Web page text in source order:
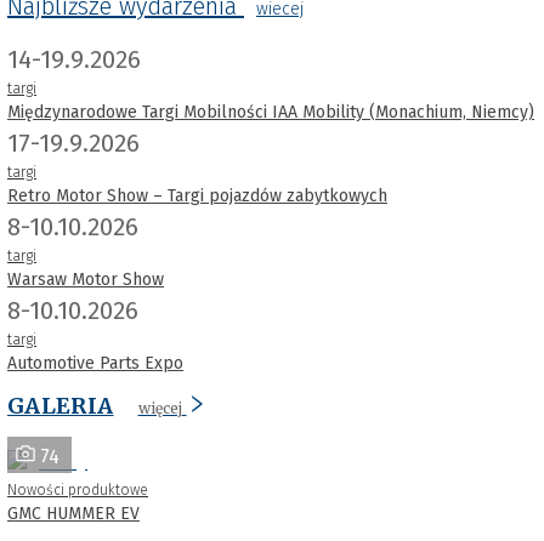
wiecej
14-19.9.2026
targi
Międzynarodowe Targi Mobilności IAA Mobility (Monachium, Niemcy)
17-19.9.2026
targi
Retro Motor Show – Targi pojazdów zabytkowych
8-10.10.2026
targi
Warsaw Motor Show
8-10.10.2026
targi
Automotive Parts Expo
GALERIA więcej
74
Nowości produktowe
GMC HUMMER EV